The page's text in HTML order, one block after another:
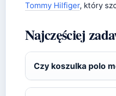
Tommy Hilfiger, który
Najczęściej
Czy koszulka polo